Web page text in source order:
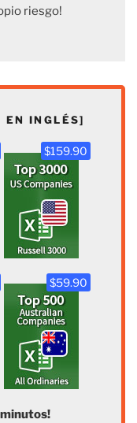
riesgo!
EN INGLÉS]
$159.90
$59.90